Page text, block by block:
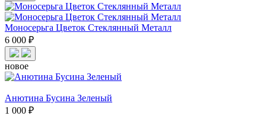
Моносерьга Цветок Стеклянный Металл
6 000 ₽
новое
Анютина Бусина Зеленый
1 000 ₽